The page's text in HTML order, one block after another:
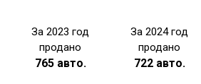
За 2023 год
продано
765 авто.
За 2024 год
продано
722 авто.